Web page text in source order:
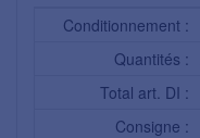
Conditionnement :
Quantités :
Total art. DI :
Consigne :